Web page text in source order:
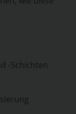
-Schichten